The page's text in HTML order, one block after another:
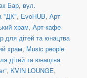
Бар, вул.
"ДК", EvoHUB, Арт-
храм, Арт-кафе
для дітей та юнацтва
храм, Music people
дітей та юнацтва
, KVIN LOUNGE,